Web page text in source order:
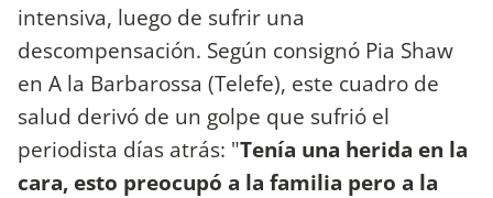
intensiva, luego de sufrir una
descompensación. Según consignó Pia Shaw
en A la Barbarossa (Telefe), este cuadro de
salud derivó de un golpe que sufrió el
periodista días atrás: "Tenía una herida en la
cara, esto preocupó a la familia pero a la